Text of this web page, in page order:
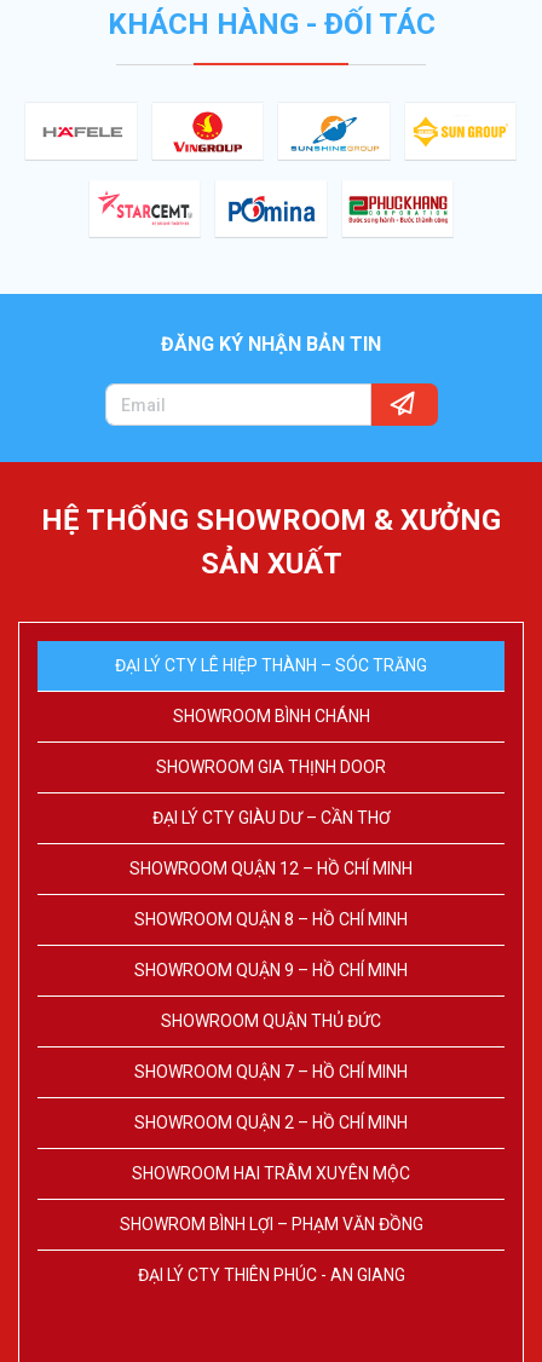
KHÁCH HÀNG - ĐỐI TÁC
ĐĂNG KÝ NHẬN BẢN TIN
HỆ THỐNG SHOWROOM & XƯỞNG
SẢN XUẤT
ĐẠI LÝ CTY LÊ HIỆP THÀNH – SÓC TRĂNG
SHOWROOM BÌNH CHÁNH
SHOWROOM GIA THỊNH DOOR
ĐẠI LÝ CTY GIÀU DƯ – CẦN THƠ
SHOWROOM QUẬN 12 – HỒ CHÍ MINH
SHOWROOM QUẬN 8 – HỒ CHÍ MINH
SHOWROOM QUẬN 9 – HỒ CHÍ MINH
SHOWROOM QUẬN THỦ ĐỨC
SHOWROOM QUẬN 7 – HỒ CHÍ MINH
SHOWROOM QUẬN 2 – HỒ CHÍ MINH
SHOWROOM HAI TRÂM XUYÊN MỘC
SHOWROM BÌNH LỢI – PHẠM VĂN ĐỒNG
ĐẠI LÝ CTY THIÊN PHÚC - AN GIANG